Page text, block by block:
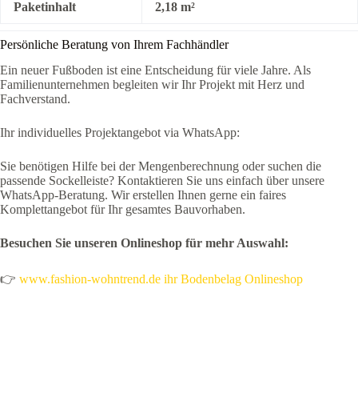
Paketinhalt 2,18 m²
Persönliche Beratung von Ihrem Fachhändler
Ein neuer Fußboden ist eine Entscheidung für viele Jahre. Als
Familienunternehmen begleiten wir Ihr Projekt mit Herz und
Fachverstand.
Ihr individuelles Projektangebot via WhatsApp:
Sie benötigen Hilfe bei der Mengenberechnung oder suchen die
passende Sockelleiste? Kontaktieren Sie uns einfach über unsere
WhatsApp-Beratung. Wir erstellen Ihnen gerne ein faires
Komplettangebot für Ihr gesamtes Bauvorhaben.
Besuchen Sie unseren Onlineshop für mehr Auswahl:
👉 www.fashion-wohntrend.de ihr Bodenbelag Onlineshop